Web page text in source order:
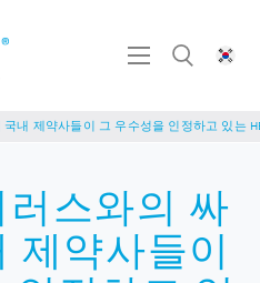
내 제약사들이 그 우수성을 인정하고 있는
스와의 싸
제약사들이